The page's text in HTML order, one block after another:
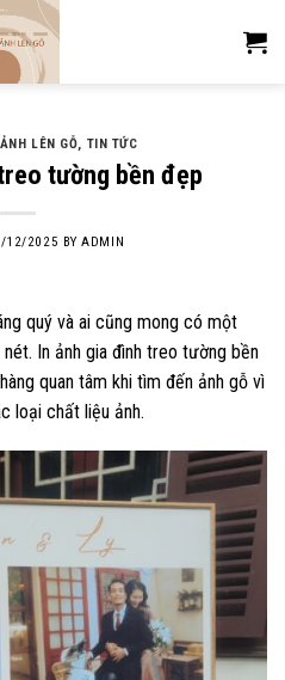
LÊN GỖ, TIN TỨC
tường bền đẹp
12/2025 BYADMIN
quý và ai cũng mong có một
In ảnh gia đình treo tường bền
quan tâm khi tìm đến ảnh gỗ vì
loại chất liệu ảnh.